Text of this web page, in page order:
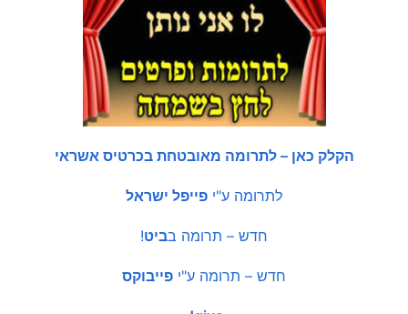
הקלק כאן – לתרומה מאובטחת בכרטיס אשראי
לתרומה ע"י פייפל ישראל
חדש – תרומה בביט!
חדש – תרומה ע"י פייבוקס